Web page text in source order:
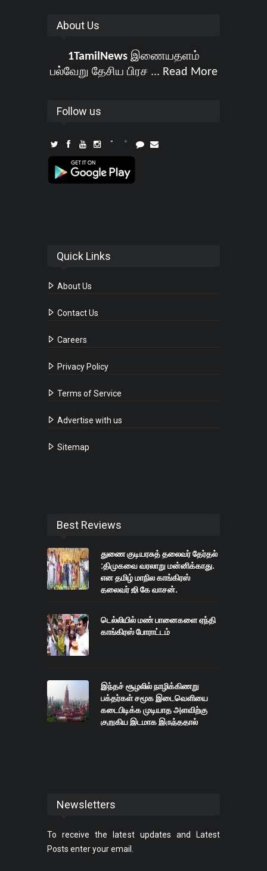
About Us
1TamilNewsஇணையதளம்
பல்வேறு தேசிய பிரச ... Read More
Follow us
Quick Links
About Us
Contact Us
Careers
Privacy Policy
Terms of Service
Advertise with us
Sitemap
Best Reviews
துணை குடியரசுத் தலைவர் தேர்தல்
:திமுகவை வரலாறு மன்னிக்காது.
என தமிழ் மாநில காங்கிரஸ்
தலைவர் ஜி கே வாசன்.
டெல்லியில் மண் பானைகளை ஏந்தி
காங்கிரஸ் போராட்டம்
இந்தச் சூழலில் நாழிக்கிணறு
பக்தர்கள் சமூக இடைவெளியை
கடைபிடிக்க முடியாத அளவிற்கு
குறுகிய இடமாக இருந்ததால்
Newsletters
To receive the latest updates and Latest
Posts enter your email.